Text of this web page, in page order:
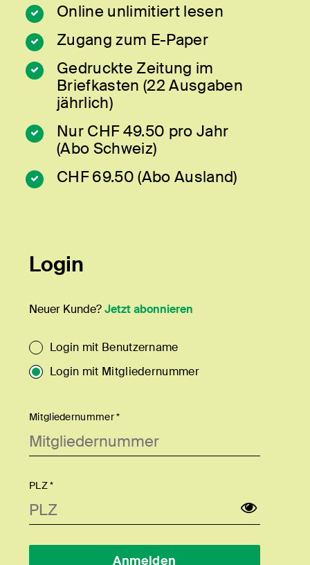
Online unlimitiert lesen
Zugang zum E-Paper
Gedruckte Zeitung im
Briefkasten (22 Ausgaben
jährlich)
Nur CHF 49.50 pro Jahr
(Abo Schweiz)
CHF 69.50 (Abo Ausland)
Login
Neuer Kunde?Jetzt abonnieren
Login mit Benutzername
Login mit Mitgliedernummer
Mitgliedernummer *
PLZ *